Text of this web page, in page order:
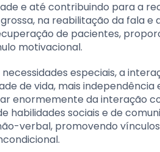
e até contribuindo para a
na reabilitação da fala e
de pacientes,
motivacional.
especiais, a
de vida, mais
enormemente da interação
habilidades sociais e de
verbal, promovendo